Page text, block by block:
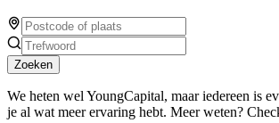
Zoeken
We heten wel YoungCapital, maar iedereen is
je al wat meer ervaring hebt. Meer weten?